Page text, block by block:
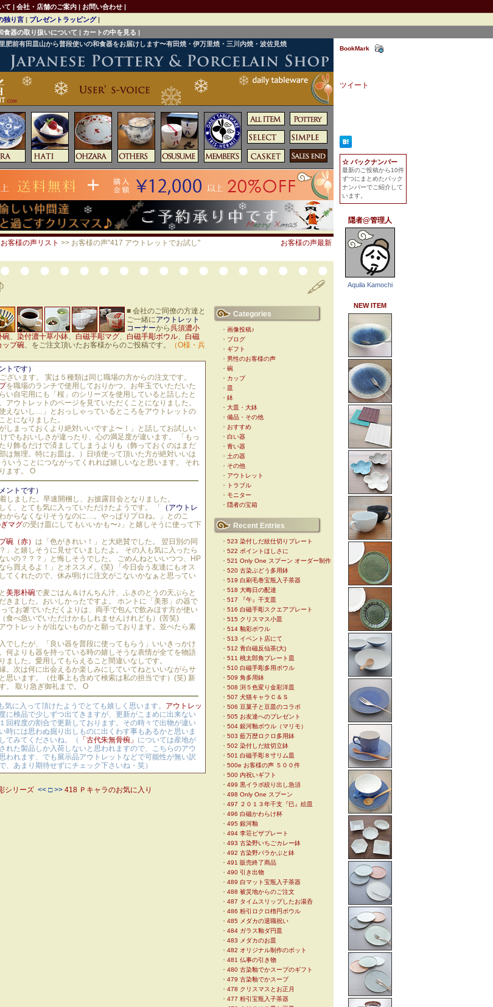
肥前有田皿山から普段使いの和食器をお届けします〜有田焼・伊万里焼・三川内焼・波佐見焼
お客様の声リスト >> お客様の声"417 アウトレットでお試し" お客様の声最新
■ 会社のご同僚の方達と
ご一緒にアウトレット
コーナーから呉須濃小
碗、 染付濃十草小鉢、 白磁手彫マグ、 白磁手彫ボウル、 白磁
ップ碗、をご注文頂いたお客様からのご投稿です。
（O様・兵
トです）
ざいます。 実は５種類は同じ職場の方からの注文です。
を職場のランチで使用しておりかつ、お年玉でいただいた
い自宅用にも「桜」のシリーズを使用していると話したと
アウトレットのページを見ていただくことになりました。
えないし…」とおっしゃっているところをアウトレットの
とになりました。
しまっておくより絶対いいですよ〜！」と話してお試しい
でもおいしさが違ったり、心の満足度が違います。 「もっ
り飾るだけで済ましてしまうよりも（飾っておくのはまだ
は無理。特にお皿は。）日頃使って頂いた方が絶対いいは
いうことにつながってくれれば嬉しいなと思います。 それ
ます。 O
ントです）
しました。早速開梱し、お披露目会となりました。
く、とても気に入っていただけたようです。 「
（アウトレ
からなくなりそうなのに…。やっぱりプロね。」とのこ
マグの受け皿にしてもいいかも〜♪」と嬉しそうに使って下
碗（赤） は「色がきれい！」と大絶賛でした。 翌日別の同
」と嬉しそうに見せていましたよ。 その人も気に入ったら
いの？？？」と悔しそうでした。 ごめんねといいつつ、HP
ら買えるよ！」とオススメ。(笑) 「今日会う友達にもオス
てくれたので、休み明けに注文がこないかなぁと思ってい
と 美形朴碗で麦ごはん＆けんちん汁、ふきのとうの天ぷらと
きました。おいしかったですよ。 ホントに「美形」の器で
てお箸でいただくよりは、両手で包んで飲みほす方が使い
食べ急いでいただけかもしれませんけれども）(苦笑)
ウトレットが出ないものかと願っております。並べたら素
でしたが、「良い器を普段に使ってもらう」いいきっかけ
何よりも器を持っている時の嬉しそうな表情が全てを物語
ました。愛用してもらえること間違いなしです。
。次は何に出会えるか楽しみにしていてねといいながらサ
思います。（仕事上も含めて検索は私の担当です）(笑) 新
。 取り急ぎ御礼まで。 O
に入って頂けたようでとても嬉しく思います。 アウトレッ
に検品で少しずつ出てきますが、更新がこまめに出来ない
回程度の割合で更新しております。その時々で出物が違い
時には思わぬ掘り出しものに出くわす事もあるかと思いま
てみてくださいね。（
「古代朱無骨椀」 については産地が
れた製品しか入荷しないと思われますので、こちらのアウ
われます、でも展示品アウトレットなどで可能性が無い訳
、あまり期待せずにチェック下さいね・笑）
シリーズ << □ >> 418 Ｐキャラのお気に入り
Categories
・ 画像投稿♪
・ ブログ
・ ギフト
・ 男性のお客様の声
・ 碗
・ カップ
・ 皿
・ 鉢
・ 大皿・大鉢
・ 備品・その他
・ おすすめ
・ 白い器
・ 青い器
・ 土の器
・ その他
・ アウトレット
・
トラブル
・ モニター
・ 隠者の宝箱
Recent Entries
・ 523 染付しだ紋仕切りプレート
・ 522 ポイントほしさに
・ 521 Only One スプーン オーダー制作
・ 520 古染ぶどう多用鉢
・ 519 白刷毛巻宝瓶入子茶器
・ 518 大晦日の配達
・ 517 『午』干支皿
・ 516 白磁手彫スクエアプレート
・ 515 クリスマス小皿
・ 514 釉彩ボウル
・ 513 イベント店にて
・ 512 青白磁反仙茶(大)
・ 511 桃太郎角プレート皿
・ 510 白磁手彫多用ボウル
・ 509 角多用鉢
・ 508 渕５色変り金彩洋皿
・ 507 犬猫キャラＣ＆Ｓ
・ 506 豆菓子と豆皿のコラボ
・ 505 お友達へのプレゼント
・ 504 銀河釉ボウル（マリモ）
・ 503 藍万歴ロクロ多用鉢
・ 502 染付しだ紋切立鉢
・ 501 白磁手彫８寸リム皿
・ 500e お客様の声 ５００件
・ 500 内祝いギフト
・ 499 黒イラボ絞り出し急須
・ 498 Only One スプーン
・ 497 ２０１３年干支『巳』絵皿
・ 496 白磁かわらけ杯
・ 495 銀河釉
・ 494 李荘ピザプレート
・ 493 古染野いちごカレー鉢
・ 492 古染野バラかぶと鉢
・ 491 販売終了商品
・ 490 引き出物
・ 489 白マット宝瓶入子茶器
・ 488 被災地からのご注文
・ 487 タイムスリップしたお湯呑
・ 486 粉引ロクロ楕円ボウル
・ 485 メダカの退職祝い
・ 484 ガラス釉ダ円皿
・ 483 メダカのお皿
・ 482 オリジナル制作のポット
・ 481 仏事の引き物
・ 480 古染釉でかスープのギフト
・ 479 古染釉でかスープ
・ 478 クリスマスとお正月
・ 477 粉引宝瓶入子茶器
BookMark
ツイート
☆ バックナンバー
最新のご投稿から10件
ずつにまとめたバック
ナンバーでご紹介して
います。
隠者@管理人
Aquila Kamochi
NEW ITEM
て | 会社・店舗のご案内 | お問い合わせ |
独り言 | プレゼントラッピング|
食器の取り扱いについて | カートの中を見る |